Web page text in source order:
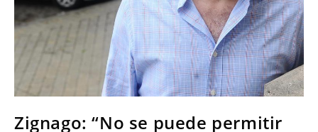
Zignago: “No se puede permitir